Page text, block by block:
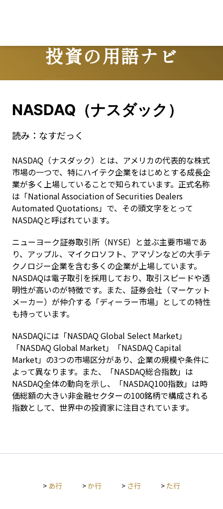
投資の用語ナビ
Terms
NASDAQ（ナスダック）
読み： なすだっく
NASDAQ（ナスダック）とは、アメリカの代表的な株式
市場の一つで、特にハイテク企業をはじめとする成長企
業が多く上場していることで知られています。正式名称
は「National Association of Securities Dealers
Automated Quotations」で、その頭文字をとって
NASDAQと呼ばれています。
ニューヨーク証券取引所（NYSE）と並ぶ主要市場であ
り、アップル、マイクロソフト、アマゾンなどの大手テ
クノロジー企業を含む多くの企業が上場しています。
NASDAQは電子取引を採用しており、取引スピードや透
明性が高いのが特徴です。また、証券会社（マーケット
メーカー）が仲介する「ディーラー市場」としての特性
も持っています。
NASDAQには「NASDAQ Global Select Market」
「NASDAQ Global Market」「NASDAQ Capital
Market」の3つの市場区分があり、企業の規模や条件に
よって異なります。また、「NASDAQ総合指数」は
NASDAQ全体の動向を示し、「NASDAQ100指数」は時
価総額の大きい非金融セクターの100銘柄で構成される
指数として、世界中の投資家に注目されています。
> あ行 >か行 > さ行 > た行